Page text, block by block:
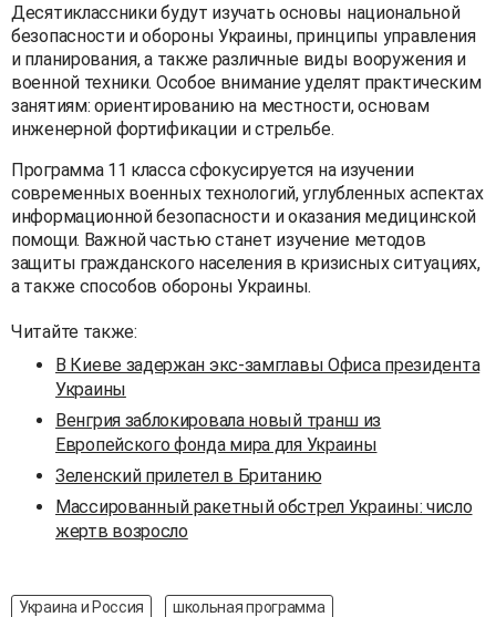
Десятиклассники будут изучать основы национальной
безопасности и обороны Украины, принципы управления
и планирования, а также различные виды вооружения и
военной техники. Особое внимание уделят практическим
занятиям: ориентированию на местности, основам
инженерной фортификации и стрельбе.
Программа 11 класса сфокусируется на изучении
современных военных технологий, углубленных аспектах
информационной безопасности и оказания медицинской
помощи. Важной частью станет изучение методов
защиты гражданского населения в кризисных ситуациях,
а также способов обороны Украины.
Читайте также:
В Киеве задержан экс-замглавы Офиса президента
Украины
Венгрия заблокировала новый транш из
Европейского фонда мира для Украины
Зеленский прилетел в Британию
Массированный ракетный обстрел Украины: число
жертв возросло
Украина и Россия
школьная программа